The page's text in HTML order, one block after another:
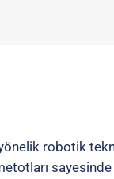
robotik